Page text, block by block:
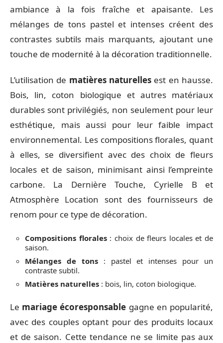
ambiance à la fois fraîche et apaisante. Les
mélanges de tons pastel et intenses créent des
contrastes subtils mais marquants, ajoutant une
touche de modernité à la décoration traditionnelle.
L’utilisation de matières naturelles est en hausse.
Bois, lin, coton biologique et autres matériaux
durables sont privilégiés, non seulement pour leur
esthétique, mais aussi pour leur faible impact
environnemental. Les compositions florales, quant
à elles, se diversifient avec des choix de fleurs
locales et de saison, minimisant ainsi l’empreinte
carbone. La Dernière Touche, Cyrielle B et
Atmosphère Location sont des fournisseurs de
renom pour ce type de décoration.
Compositions florales: choix de fleurs locales et de
saison.
Mélanges de tons: pastel et intenses pour un
contraste subtil.
Matières naturelles : bois, lin, coton biologique.
Le mariage écoresponsable gagne en popularité,
avec des couples optant pour des produits locaux
et de saison. Cette tendance ne se limite pas aux